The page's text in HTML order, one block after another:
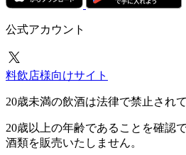
公式アカウント
料飲店様向けサイト
20歳未満の飲酒は法律で禁止され
20歳以上の年齢であることを確認
酒類を販売いたしません。